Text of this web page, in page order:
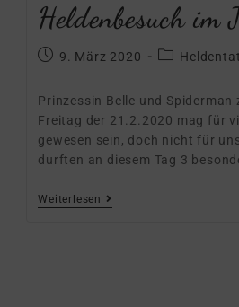
Heldenbesuch im
9. März 2020
Prinzessin Belle und Spiderman
Freitag der 21.2.2020 mag für
gewesen sein, doch nicht für
durften an diesem Tag 3
Weiterlesen